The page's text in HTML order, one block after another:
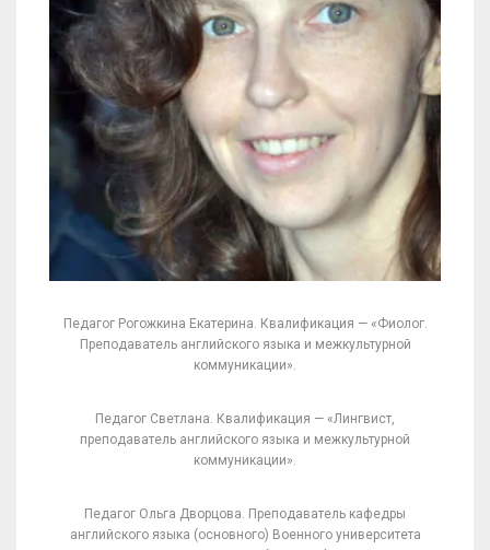
Педагог Рогожкина Екатерина. Квалификация — «Фиолог.
Преподаватель английского языка и межкультурной
коммуникации».
Педагог Светлана. Квалификация — «Лингвист,
преподаватель английского языка и межкультурной
коммуникации».
Педагог Ольга Дворцова. Преподаватель кафедры
английского языка (основного) Военного университета